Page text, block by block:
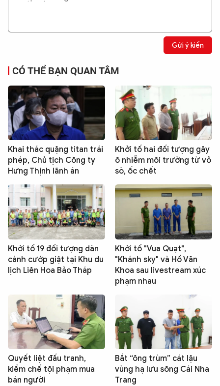
Gửi ý kiến
CÓ THỂ BẠN QUAN TÂM
Khai thác quặng titan trái
phép, Chủ tịch Công ty
Hưng Thịnh lãnh án
Khởi tố hai đối tượng gây
ô nhiễm môi trường từ vỏ
sò, ốc chết
Khởi tố 19 đối tượng dàn
cảnh cướp giật tại Khu du
lịch Liên Hoa Bảo Tháp
Khởi tố "Vua Quạt",
"Khánh sky" và Hồ Văn
Khoa sau livestream xúc
phạm nhau
Quyết liệt đấu tranh,
kiềm chế tội phạm mua
bán người
Bắt “ông trùm” cát lậu
vùng hạ lưu sông Cái Nha
Trang